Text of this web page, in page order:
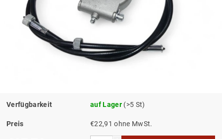
Verfügbarkeit auf Lager (>5 St)
Preis €22,91 ohne MwSt.